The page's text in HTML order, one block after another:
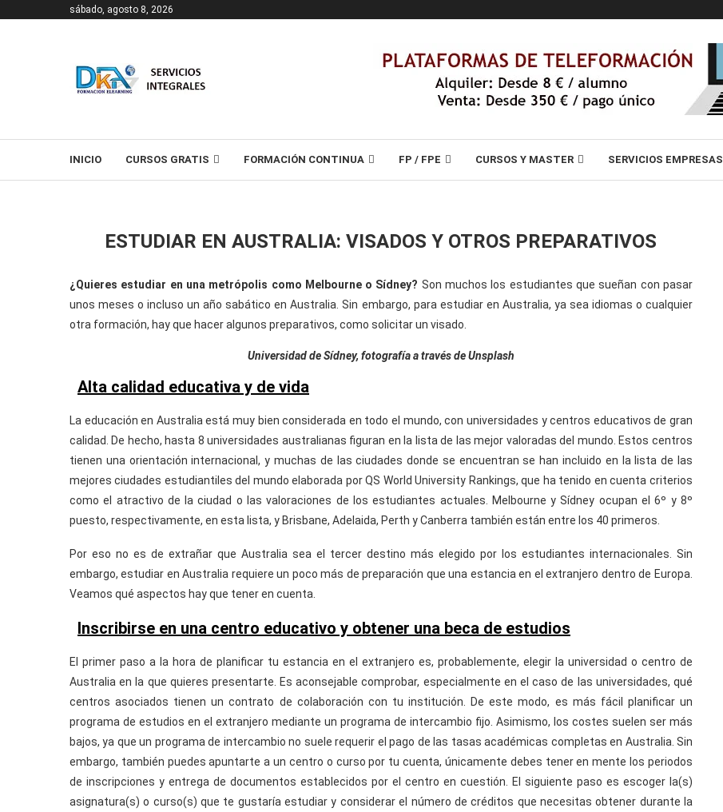
sábado, agosto 8, 2026
INICIO CURSOS GRATIS FORMACIÓN CONTINUA FP / FPE CURSOS Y MASTER SERVICIOS EMPRESAS
ESTUDIAR EN AUSTRALIA: VISADOS Y OTROS PREPARATIVOS
¿Quieres estudiar en una metrópolis como Melbourne o Sídney? Son muchos los estudiantes que sueñan con pasar
unos meses o incluso un año sabático en Australia. Sin embargo, para estudiar en Australia, ya sea idiomas o cualquier
otra formación, hay que hacer algunos preparativos, como solicitar un visado.
Universidad de Sídney, fotografía a través de Unsplash
Alta calidad educativa y de vida
La educación en Australia está muy bien considerada en todo el mundo, con universidades y centros educativos de gran
calidad. De hecho, hasta 8 universidades australianas figuran en la lista de las mejor valoradas del mundo. Estos centros
tienen una orientación internacional, y muchas de las ciudades donde se encuentran se han incluido en la lista de las
mejores ciudades estudiantiles del mundo elaborada por QS World University Rankings, que ha tenido en cuenta criterios
como el atractivo de la ciudad o las valoraciones de los estudiantes actuales. Melbourne y Sídney ocupan el 6º y 8º
puesto, respectivamente, en esta lista, y Brisbane, Adelaida, Perth y Canberra también están entre los 40 primeros.
Por eso no es de extrañar que Australia sea el tercer destino más elegido por los estudiantes internacionales. Sin
embargo, estudiar en Australia requiere un poco más de preparación que una estancia en el extranjero dentro de Europa.
Veamos qué aspectos hay que tener en cuenta.
Inscribirse en una centro educativo y obtener una beca de estudios
El primer paso a la hora de planificar tu estancia en el extranjero es, probablemente, elegir la universidad o centro de
Australia en la que quieres presentarte. Es aconsejable comprobar, especialmente en el caso de las universidades, qué
centros asociados tienen un contrato de colaboración con tu institución. De este modo, es más fácil planificar un
programa de estudios en el extranjero mediante un programa de intercambio fijo. Asimismo, los costes suelen ser más
bajos, ya que un programa de intercambio no suele requerir el pago de las tasas académicas completas en Australia. Sin
embargo, también puedes apuntarte a un centro o curso por tu cuenta, únicamente debes tener en mente los periodos
de inscripciones y entrega de documentos establecidos por el centro en cuestión. El siguiente paso es escoger la(s)
asignatura(s) o curso(s) que te gustaría estudiar y considerar el número de créditos que necesitas obtener durante la